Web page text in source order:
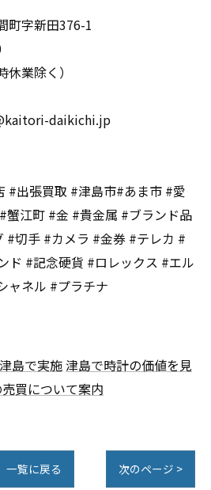
町字新田376-1
業除く）
daikichi.jp
#出張買取 #津島市#あま市 #愛
蟹江町 #金 #貴金属 #ブランド品
#切手 #カメラ #金券 #テレカ #
ド #記念硬貨 #ロレックス #エル
ャネル #プラチナ
島で実施 津島で時計の価値を見
買について案内
一覧に戻る 次のページ >